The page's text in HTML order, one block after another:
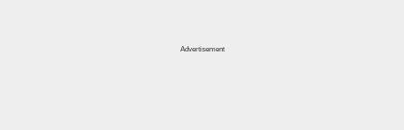
Advertisement